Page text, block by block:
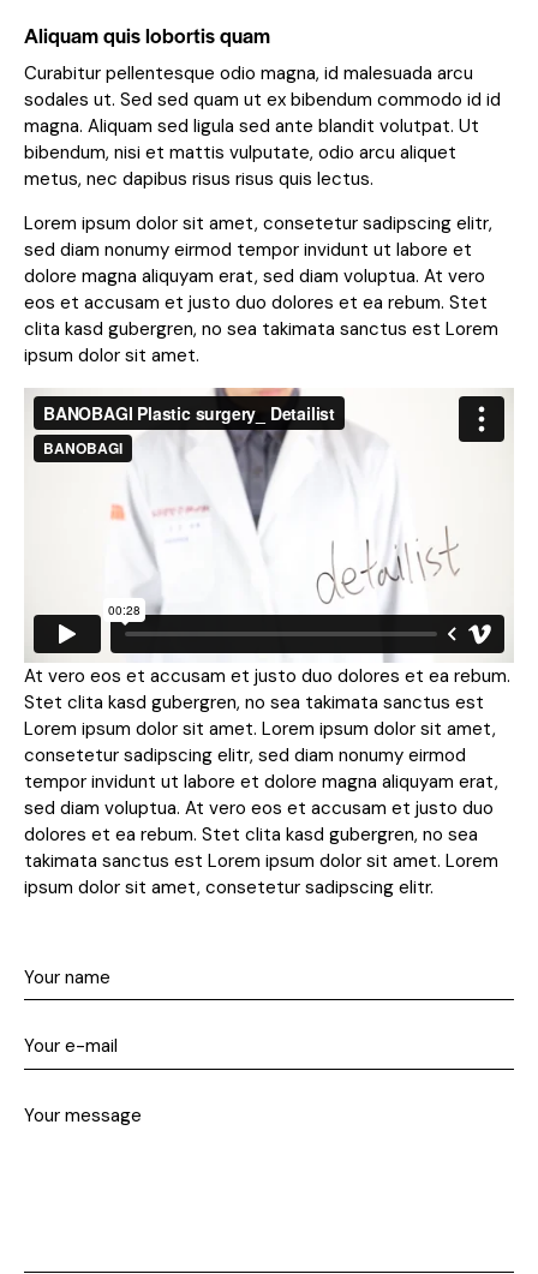
Aliquam quis lobortis quam
Curabitur pellentesque odio magna, id malesuada arcu
sodales ut. Sed sed quam ut ex bibendum commodo id id
magna. Aliquam sed ligula sed ante blandit volutpat. Ut
bibendum, nisi et mattis vulputate, odio arcu aliquet
metus, nec dapibus risus risus quis lectus.
Lorem ipsum dolor sit amet, consetetur sadipscing elitr,
sed diam nonumy eirmod tempor invidunt ut labore et
dolore magna aliquyam erat, sed diam voluptua. At vero
eos et accusam et justo duo dolores et ea rebum. Stet
clita kasd gubergren, no sea takimata sanctus est Lorem
ipsum dolor sit amet.
At vero eos et accusam et justo duo dolores et ea rebum.
Stet clita kasd gubergren, no sea takimata sanctus est
Lorem ipsum dolor sit amet. Lorem ipsum dolor sit amet,
consetetur sadipscing elitr, sed diam nonumy eirmod
tempor invidunt ut labore et dolore magna aliquyam erat,
sed diam voluptua. At vero eos et accusam et justo duo
dolores et ea rebum. Stet clita kasd gubergren, no sea
takimata sanctus est Lorem ipsum dolor sit amet. Lorem
ipsum dolor sit amet, consetetur sadipscing elitr.